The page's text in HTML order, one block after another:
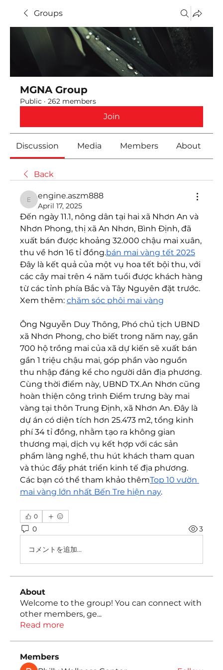
Groups
MGNA Group
Public · 262 members
Join
Discussion Media Members About
Back
engine.aszm888
engine.aszm888
April 17, 2025
Đến ngày 11.1, nông dân tại hai xã Nhơn An và
Nhơn Phong, thị xã An Nhơn, Bình Định, đã
xuất bán được khoảng 32.000 chậu mai xuân,
thu về hơn 16 tỉ đồng.bán mai vàng tết 2025
Đây là kết quả của một vụ hoa tết bội thu, với
các cây mai trên 4 năm tuổi được khách hàng
từ các tỉnh phía Bắc và Tây Nguyên đặt trước.
Xem thêm: chăm sóc phôi mai vàng
Ông Nguyễn Duy Thông, Phó chủ tịch UBND
xã Nhơn Phong, cho biết trong năm nay, gần
700 hộ trồng mai của xã dự kiến sẽ xuất bán
gần 1 triệu chậu mai, góp phần vào nguồn
thu nhập đáng kể cho người dân địa phương.
Cùng thời điểm này, UBND TX.An Nhơn cũng
hoàn thiện công trình Điểm trưng bày mai
vàng tại thôn Trung Định, xã Nhơn An. Đây là
dự án có diện tích hơn 25.473 m2, tổng kinh
phí 34 tỉ đồng, nhằm tạo ra không gian
thương mại, dịch vụ kết hợp với các sản
phẩm làng nghề, thu hút khách tham quan
và thúc đẩy phát triển kinh tế địa phương.
Các bạn có thể tham khảo thêmTop 10 vườn
mai vàng lớn nhất Bến Tre hiện nay.
0
0 3
コメントを追加…
About
Welcome to the group! You can connect with
other members, ge...
Read more
Members